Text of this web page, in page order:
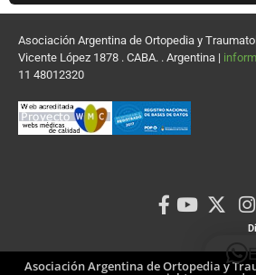
Asociación Argentina de Ortopedia y
Vicente López 1878 . CABA. . Argentina |
11 48012320
Asociación Argentina de Ortopedia y